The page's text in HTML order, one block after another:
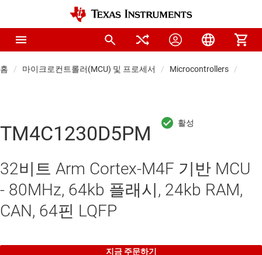
홈 마이크로컨트롤러(MCU) 및 프로세서 Microcontrollers
TM4C1230D5PM
32비트 Arm Cortex-M4F 기반 MCU
- 80MHz, 64kb 플래시, 24kb RAM,
CAN, 64핀 LQFP
지금 주문하기